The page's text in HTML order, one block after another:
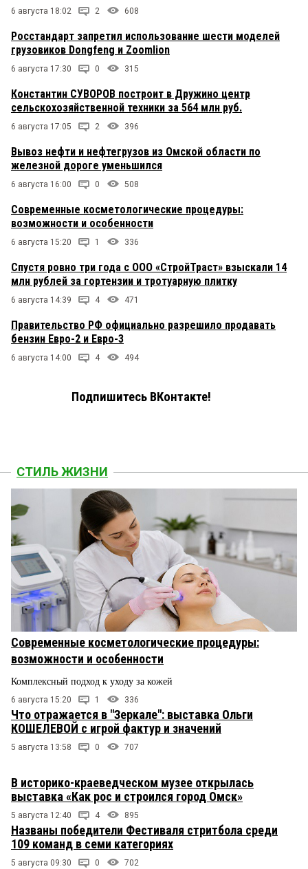
6 августа 18:02 2 608
Росстандарт запретил использование шести моделей
грузовиков Dongfeng и Zoomlion
6 августа 17:30 0 315
Константин СУВОРОВ построит в Дружино центр
сельскохозяйственной техники за 564 млн руб.
6 августа 17:05 2 396
Вывоз нефти и нефтегрузов из Омской области по
железной дороге уменьшился
6 августа 16:00 0 508
Современные косметологические процедуры:
возможности и особенности
6 августа 15:20 1 336
Спустя ровно три года с ООО «СтройТраст» взыскали 14
млн рублей за гортензии и тротуарную плитку
6 августа 14:39 4 471
Правительство РФ официально разрешило продавать
бензин Евро-2 и Евро-3
6 августа 14:00 4 494
Подпишитесь ВКонтакте!
СТИЛЬ ЖИЗНИ
Современные косметологические процедуры:
возможности и особенности
Комплексный подход к уходу за кожей
6 августа 15:20 1 336
Что отражается в "Зеркале": выставка Ольги
КОШЕЛЕВОЙ с игрой фактур и значений
5 августа 13:58 0 707
В историко-краеведческом музее открылась
выставка «Как рос и строился город Омск»
5 августа 12:40 4 895
Названы победители Фестиваля стритбола среди
109 команд в семи категориях
5 августа 09:30 0 702